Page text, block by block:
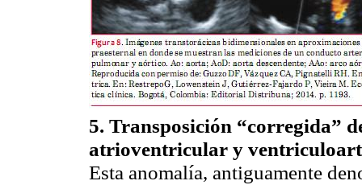
5. Transposición “corregida”
atrioventricular y
Esta anomalía, antiguamente